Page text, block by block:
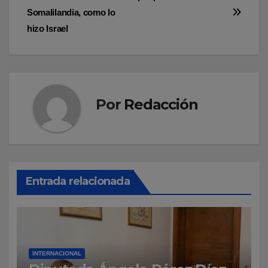
entradas
Somalilandia, como lo
hizo Israel
Por Redacción
Entrada relacionada
INTERNACIONAL